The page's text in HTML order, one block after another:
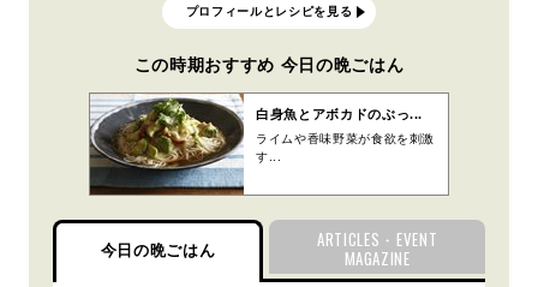
プロフィールとレシピを見る
この時期おすすめ 今日の晩ごはん
白身魚とアボカドのぶっ...
ライムや香味野菜が食欲を刺激
す...
今日の晩ごはん
ARTICLES・EVENT
MAGAZINE